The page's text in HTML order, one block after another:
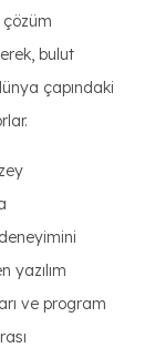
bulut
çapındaki
yazılım
ve program